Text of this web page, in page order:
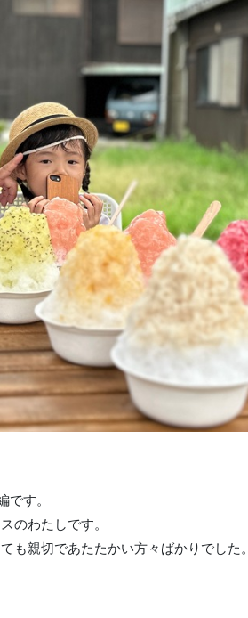
です。
のわたしです。
も親切であたたかい方々ばかりでした。